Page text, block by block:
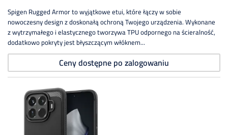
Spigen Rugged Armor to wyjątkowe etui, które łączy w sobie
nowoczesny design z doskonałą ochroną Twojego urządzenia. Wykonane
z wytrzymałego i elastycznego tworzywa TPU odpornego na ścieralność,
dodatkowo pokryty jest błyszczącym włóknem...
Ceny dostępne po zalogowaniu